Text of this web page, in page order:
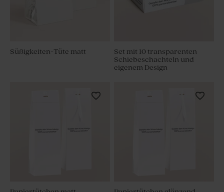
Süßigkeiten-Tüte matt
Set mit 10 transparenten
Schiebeschachteln und
eigenem Design